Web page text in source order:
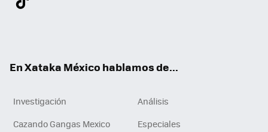
En Xataka México hablamos de...
Investigación
Análisis
Cazando Gangas Mexico
Especiales